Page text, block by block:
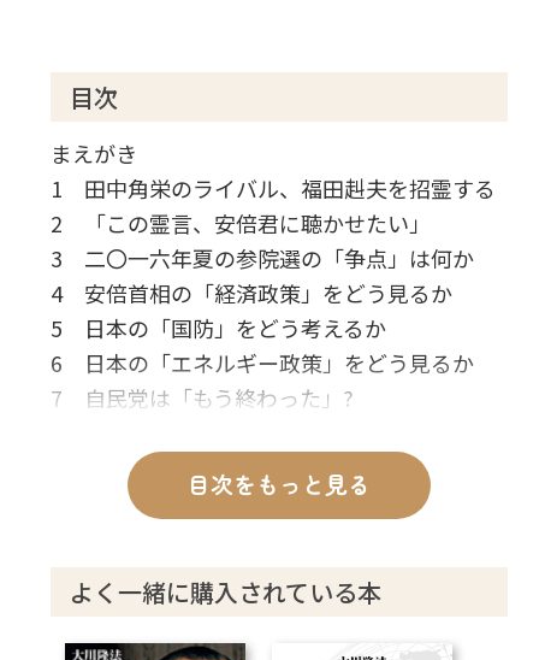
目次
まえがき
1 田中角栄のライバル、福田赳夫を招霊する
2 「この霊言、安倍君に聴かせたい」
3 二〇一六年夏の参院選の「争点」は何か
4 安倍首相の「経済政策」をどう見るか
5 日本の「国防」をどう考えるか
6 日本の「エネルギー政策」をどう見るか
7 自民党は「もう終わった」?
9 福田赳夫が考える「成長産業」とは
10 福田流「日本の富を増やす法」
12 福田赳夫の「過去世」とは?
13 福田赳夫元総理の霊言を終えて
あとがき
目次をもっと見る
よく一緒に購入されている本